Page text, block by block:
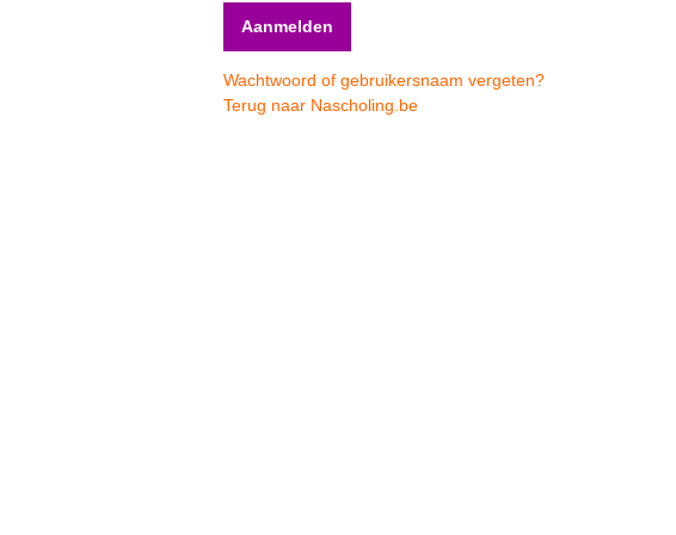
Wachtwoord of gebruikersnaam vergeten?
Terug naar Nascholing.be